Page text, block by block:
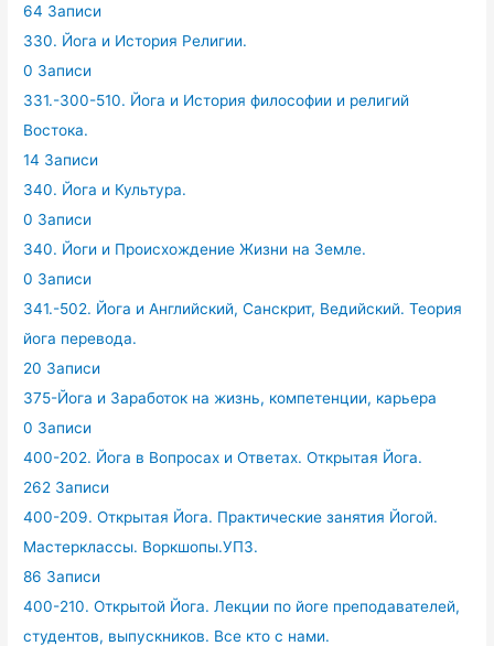
64 Записи
330. Йога и История Религии.
0 Записи
331.-300-510. Йога и История философии и религий
Востока.
14 Записи
340. Йога и Культура.
0 Записи
340. Йоги и Происхождение Жизни на Земле.
0 Записи
341.-502. Йога и Английский, Санскрит, Ведийский. Теория
йога перевода.
20 Записи
375-Йога и Заработок на жизнь, компетенции, карьера
0 Записи
400-202. Йога в Вопросах и Ответах. Открытая Йога.
262 Записи
400-209. Открытая Йога. Практические занятия Йогой.
Мастерклассы. Воркшопы.УПЗ.
86 Записи
400-210. Открытой Йога. Лекции по йоге преподавателей,
студентов, выпускников. Все кто с нами.